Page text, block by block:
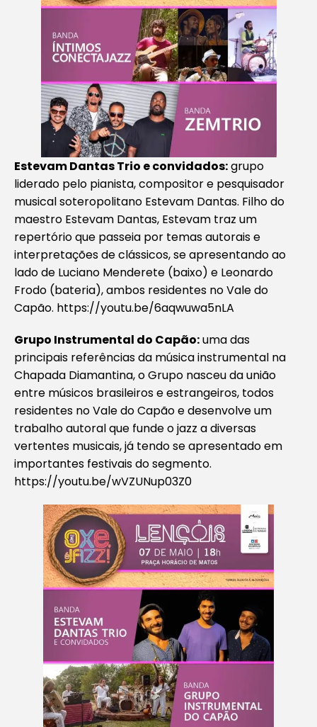
Estevam Dantas Trio e convidados:grupo
liderado pelo pianista, compositor e pesquisador
musical soteropolitano Estevam Dantas. Filho do
maestro Estevam Dantas, Estevam traz um
repertório que passeia por temas autorais e
interpretações de clássicos, se apresentando ao
lado de Luciano Menderete (baixo) e Leonardo
Frodo (bateria), ambos residentes no Vale do
Capão. https://youtu.be/6aqwuwa5nLA
Grupo Instrumental do Capão:uma das
principais referências da música instrumental na
Chapada Diamantina, o Grupo nasceu da união
entre músicos brasileiros e estrangeiros, todos
residentes no Vale do Capão e desenvolve um
trabalho autoral que funde o jazz a diversas
vertentes musicais, já tendo se apresentado em
importantes festivais do segmento.
https://youtu.be/wVZUNup03Z0